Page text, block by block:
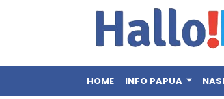
HOME INFO PAPUA